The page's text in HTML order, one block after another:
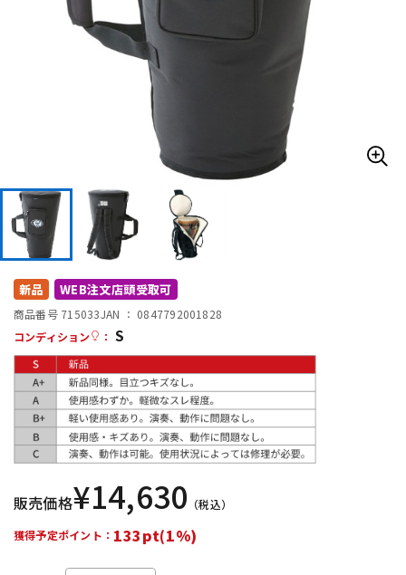
管楽器 その他楽器
エフェクター
DTM
DTM オンライン納品
配信/ライブ機器
中古 ヴィンテージ
新品 WEB注文店頭受取可
商品番号 715033JAN ： 0847792001828
コンディション
： S
販売価格¥14,630 （税込）
獲得予定ポイント： 133pt(1%)